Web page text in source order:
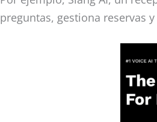
preguntas, gestiona reservas